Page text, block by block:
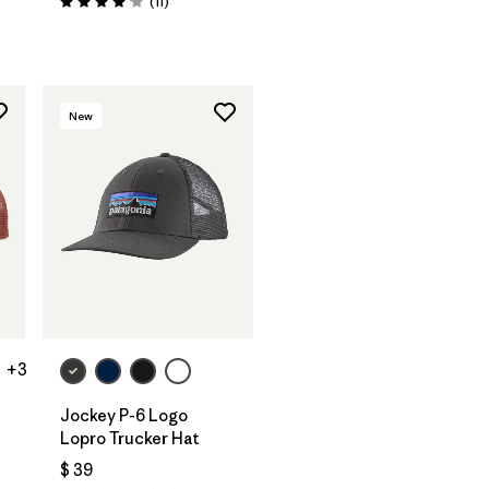
Valoración: 4.1 / 5
+3
New
Jockey P-6 Logo
Lopro Trucker Hat
$ 39